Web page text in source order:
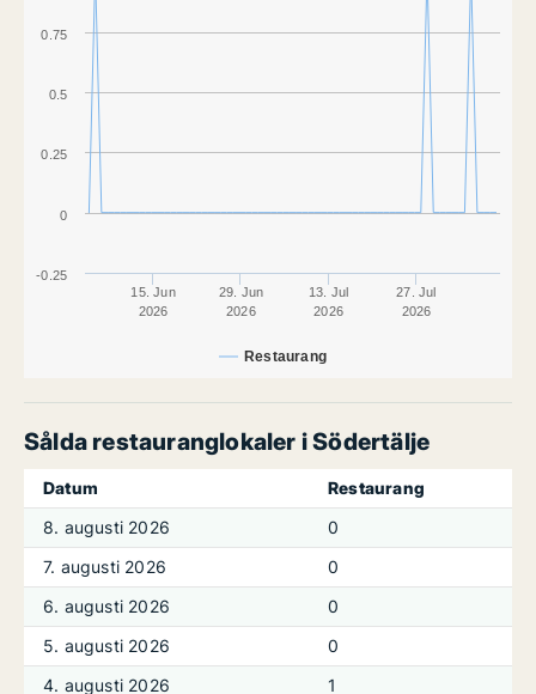
Restaurang
15. Jun
2026
29. Jun
2026
13. Jul
2026
27. Jul
2026
0
-0.25
0.25
0.5
0.75
Sålda restauranglokaler i Södertälje
Datum
Restaurang
8. augusti 2026
0
7. augusti 2026
0
6. augusti 2026
0
5. augusti 2026
0
4. augusti 2026
1